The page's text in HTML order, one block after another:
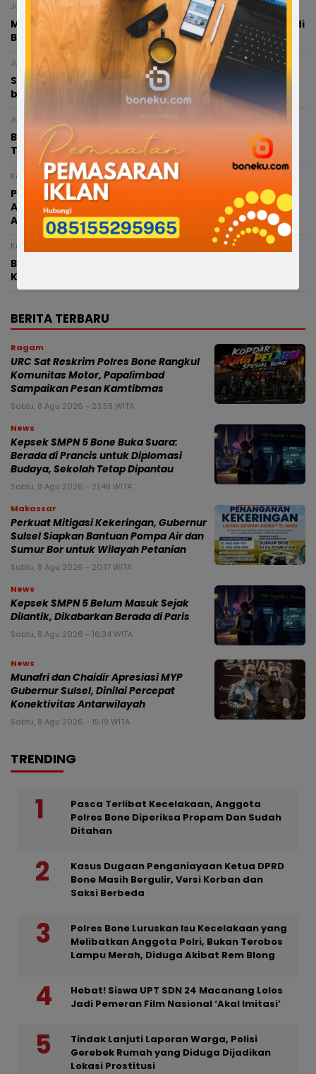
Jumat, 7 Agustus 2026 - 18:54 WITA
Modus Pesan Telur Bayar Sebagian, Dugaan Penipuan di
Bone Rugikan Pedagang Ratusan Juta
Jumat, 7 Agustus 2026 - 18:40 WITA
Satlantas Polres Bone Fasilitasi Santunan Jasa Raharja
bagi Keluarga Balita Korban Kecelakaan
Jumat, 7 Agustus 2026 - 13:35 WITA
BREAKING NEWS : Nelayan di Bone Dilaporkan
Tenggelam di Perairan Cappa Ujung
Kamis, 6 Agustus 2026 - 23:14 WITA
Polres Bone Luruskan Isu Kecelakaan yang Melibatkan
Anggota Polri, Bukan Terobos Lampu Merah, Diduga
Akibat Rem Blong
Kamis, 6 Agustus 2026 - 21:25 WITA
Bupati Bone Melayat ke Rumah Duka Balita 4 Tahun
Korban Kecelakaan
BERITA TERBARU
Ragam
URC Sat Reskrim Polres Bone Rangkul
Komunitas Motor, Papalimbad
Sampaikan Pesan Kamtibmas
Sabtu, 8 Agu 2026 - 23:58 WITA
News
Kepsek SMPN 5 Bone Buka Suara:
Berada di Prancis untuk Diplomasi
Budaya, Sekolah Tetap Dipantau
Sabtu, 8 Agu 2026 - 21:48 WITA
Makassar
Perkuat Mitigasi Kekeringan, Gubernur
Sulsel Siapkan Bantuan Pompa Air dan
Sumur Bor untuk Wilayah Petanian
Sabtu, 8 Agu 2026 - 20:17 WITA
News
Kepsek SMPN 5 Belum Masuk Sejak
Dilantik, Dikabarkan Berada di Paris
Sabtu, 8 Agu 2026 - 16:34 WITA
News
Munafri dan Chaidir Apresiasi MYP
Gubernur Sulsel, Dinilai Percepat
Konektivitas Antarwilayah
Sabtu, 8 Agu 2026 - 15:19 WITA
TRENDING
Pasca Terlibat Kecelakaan, Anggota
Polres Bone Diperiksa Propam Dan Sudah
Ditahan
Kasus Dugaan Penganiayaan Ketua DPRD
Bone Masih Bergulir, Versi Korban dan
Saksi Berbeda
Polres Bone Luruskan Isu Kecelakaan yang
Melibatkan Anggota Polri, Bukan Terobos
Lampu Merah, Diduga Akibat Rem Blong
Hebat! Siswa UPT SDN 24 Macanang Lolos
Jadi Pemeran Film Nasional ‘Akal Imitasi’
Tindak Lanjuti Laporan Warga, Polisi
Gerebek Rumah yang Diduga Dijadikan
Lokasi Prostitusi